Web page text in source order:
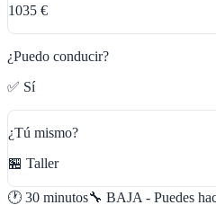
1035 €
¿Puedo conducir?
✅ Sí
¿Tú mismo?
🏪 Taller
🕐 30 minutos🔧 BAJA - Puedes